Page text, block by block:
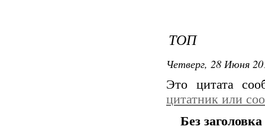
ТОП
Четверг, 28 Июня
Это цитата
цитатник или
Без заголовка